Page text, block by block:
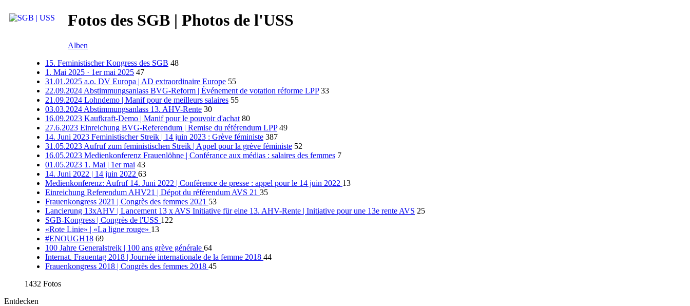
Fotos des SGB | Photos de l'USS
Alben
15. Feministischer Kongress des SGB 48
1. Mai 2025 · 1er mai 2025 47
31.01.2025 a.o. DV Europa | AD extraordinaire Europe 55
22.09.2024 Abstimmungsanlass BVG-Reform | Événement de votation réforme LPP 33
21.09.2024 Lohndemo | Manif pour de meilleurs salaires 55
03.03.2024 Abstimmungsanlass 13. AHV-Rente 30
16.09.2023 Kaufkraft-Demo | Manif pour le pouvoir d'achat 80
27.6.2023 Einreichung BVG-Referendum | Remise du référendum LPP 49
14. Juni 2023 Feministischer Streik | 14 juin 2023 : Grève féministe 387
31.05.2023 Aufruf zum feministischen Streik | Appel pour la grève féministe 52
16.05.2023 Medienkonferenz Frauenlöhne | Conférance aux médias : salaires des femmes 7
01.05.2023 1. Mai | 1er mai 43
14. Juni 2022 | 14 juin 2022 63
Medienkonferenz: Aufruf 14. Juni 2022 | Conférence de presse : appel pour le 14 juin 2022 13
Einreichung Referendum AHV21 | Dépot du référendum AVS 21 35
Frauenkongress 2021 | Congrès des femmes 2021 53
Lancierung 13xAHV | Lancement 13 x AVS Initiative für eine 13. AHV-Rente | Initiative pour une 13e rente AVS 25
SGB-Kongress | Congrès de l'USS 122
«Rote Linie» | «La ligne rouge» 13
#ENOUGH18 69
100 Jahre Generalstreik | 100 ans grève générale 64
Internat. Frauentag 2018 | Journée internationale de la femme 2018 44
Frauenkongress 2018 | Congrès des femmes 2018 45
1432 Fotos
Entdecken